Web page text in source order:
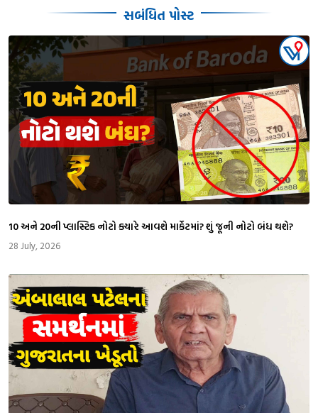
સબંધિત પોસ્ટ
₹10 અને ₹20ની પ્લાસ્ટિક નોટો ક્યારે આવશે માર્કેટમાં? શું જૂની નોટો બંધ થશે?
28 July, 2026